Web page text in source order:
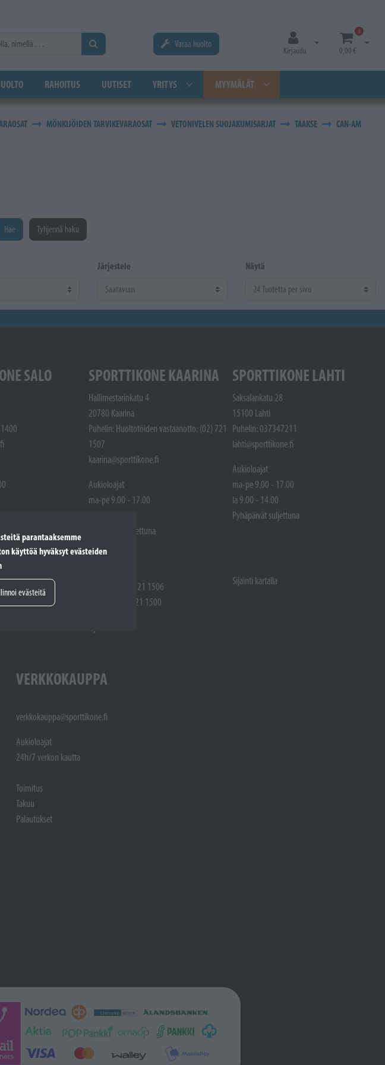
parantaaksemme
käyttöä hyväksyt evästeiden
evästeitä
Varaa huolto
Kirjaudu
Avaa kirjautuminen
0
0,00 €
Avaa
RAHOITUS UUTISET YRITYS MYYMÄLÄT
MÖNKIJÖIDEN TARVIKEVARAOSAT VETONIVELEN SUOJAKUMISARJAT TAAKSE CAN-AM
Hae Tyhjennä haku
Järjestele Näytä
SALO
02 7211405
SPORTTIKONE KAARINA
Hallimestarinkatu 4
20780 Kaarina
Puhelin: Huoltotöiden vastaanotto: (02) 721
1507
kaarina@sporttikone.fi
Aukioloajat
ma-pe 9.00 - 17.00
Pyhäpäivät suljettuna
Varaosat: (02) 721 1506
Myynti : (02) 721 1500
SPORTTIKONE LAHTI
Saksalankatu 28
15100 Lahti
Puhelin: 037347211
lahti@sporttikone.fi
Aukioloajat
ma-pe 9.00 - 17.00
la 9.00 - 14.00
Pyhäpäivät suljettuna
Sijainti kartalla
VERKKOKAUPPA
verkkokauppa@sporttikone.fi
Aukioloajat
24h/7 verkon kautta
Toimitus
Takuu
Palautukset